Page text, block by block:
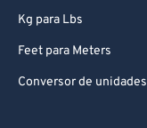
Kg para Lbs
Feet para Meters
Conversor de unidades